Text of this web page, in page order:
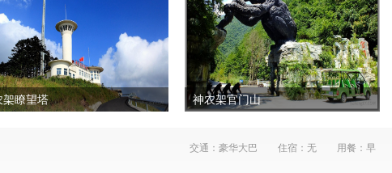
架瞭望塔 神农架官门山
用餐：早
住宿：无
交通：豪华大巴